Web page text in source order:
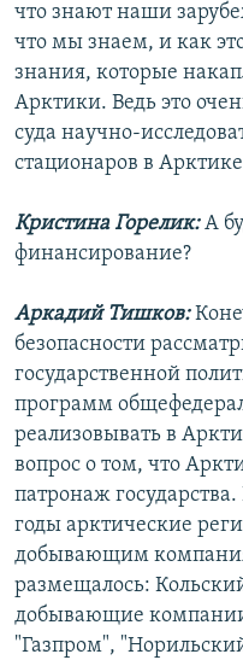
что знают наши
что мы знаем, и как
знания, которые
Арктики. Ведь это
суда научно-
стационаров в
Кристина Горелик:А
финансирование?
Аркадий Тишков:
безопасности
государственной
программ
реализовывать в
вопрос о том, что
патронаж
годы арктические
добывающим
размещалось:
добывающие
"Газпром",